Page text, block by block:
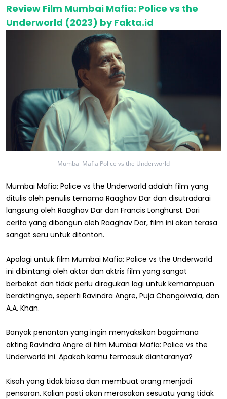
Review Film Mumbai Mafia: Police vs the
Underworld (2023) by Fakta.id
Mumbai Mafia Police vs the Underworld
Mumbai Mafia: Police vs the Underworld adalah film yang
ditulis oleh penulis ternama Raaghav Dar dan disutradarai
langsung oleh Raaghav Dar dan Francis Longhurst. Dari
cerita yang dibangun oleh Raaghav Dar, film ini akan terasa
sangat seru untuk ditonton.
Apalagi untuk film Mumbai Mafia: Police vs the Underworld
ini dibintangi oleh aktor dan aktris film yang sangat
berbakat dan tidak perlu diragukan lagi untuk kemampuan
beraktingnya, seperti Ravindra Angre, Puja Changoiwala, dan
A.A. Khan.
Banyak penonton yang ingin menyaksikan bagaimana
akting Ravindra Angre di film Mumbai Mafia: Police vs the
Underworld ini. Apakah kamu termasuk diantaranya?
Kisah yang tidak biasa dan membuat orang menjadi
pensaran. Kalian pasti akan merasakan sesuatu yang tidak